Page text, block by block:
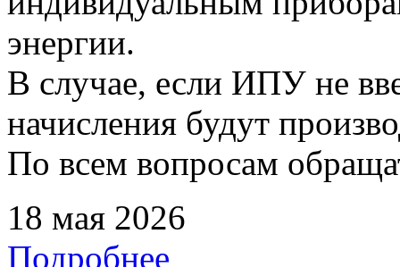
энергии.
В случае, если ИПУ не
начисления будут
По всем вопросам
18 мая 2026
Подробнее